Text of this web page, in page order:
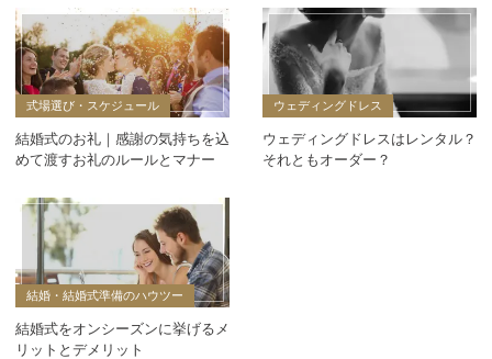
式場選び・スケジュール
結婚式のお礼｜感謝の気持ちを込
めて渡すお礼のルールとマナー
ウェディングドレス
ウェディングドレスはレンタル？
それともオーダー？
結婚・結婚式準備のハウツー
結婚式をオンシーズンに挙げるメ
リットとデメリット